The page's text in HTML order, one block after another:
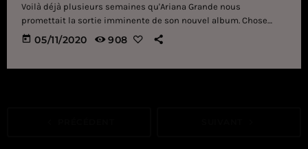
Voilà déjà plusieurs semaines qu'Ariana Grande nous
promettait la sortie imminente de son nouvel album. Chose
promise, chose due, la star américaine a dévoilé son
album Positions ce vendredi 30 octobre. Un opus de quatorze
today 05/11/2020 908